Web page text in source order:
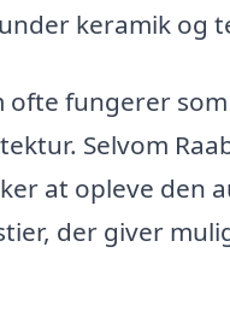
keramik og
ofte fungerer
Selvom
at opleve den
der giver